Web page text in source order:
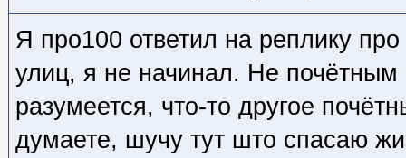
Я про100 ответил на реплику
улиц, я не начинал. Не почётным
разумеется, что-то другое
думаете, шучу тут што спасаю